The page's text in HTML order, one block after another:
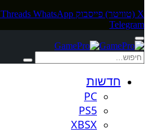
X (טוויטר) פייסבוק Threads WhatsApp
Telegram
חדשות
PC
PS5
XBSX